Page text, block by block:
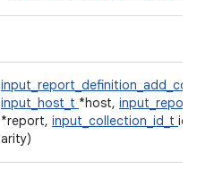
input_host_t *host,
*report, input_collection_id_t id,
arity)